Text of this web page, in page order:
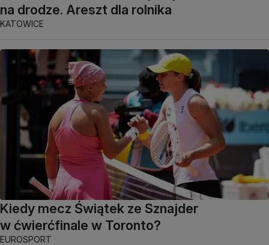
na drodze. Areszt dla rolnika
KATOWICE
Kiedy mecz Świątek ze Sznajder
w ćwierćfinale w Toronto?
EUROSPORT